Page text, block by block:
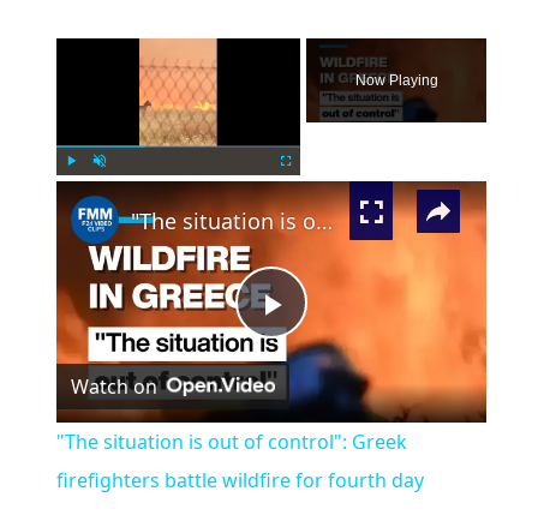
Now Playing
×
Play
Video
"The situation is out of control": Greek firefighters battle wildfire for fourth day
Watch on
"The situation is out of control": Greek
firefighters battle wildfire for fourth day